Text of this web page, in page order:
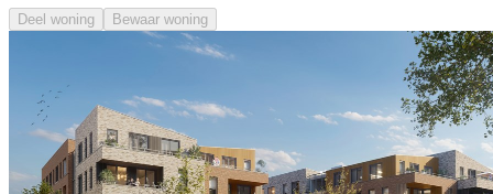
Deel woning Bewaar woning